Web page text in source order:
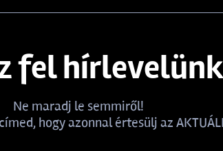
fel
Ne maradj le semmiről!
hogy azonnal értesülj az